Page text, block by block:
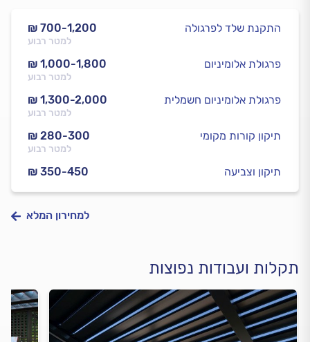
₪ 700-1,200
למטר רבוע
התקנת שלד לפרגולה
₪ 1,000-1,800
למטר רבוע
פרגולת אלומיניום
₪ 1,300-2,000
למטר רבוע
פרגולת אלומיניום חשמלית
₪ 280-300
למטר רבוע
תיקון קורות מקומי
₪ 350-450 תיקון וצביעה
למחירון המלא
תקלות ועבודות נפוצות